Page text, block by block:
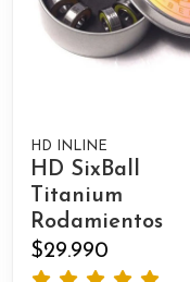
HD INLINE
HD SixBall
Titanium
Rodamientos
$29.990